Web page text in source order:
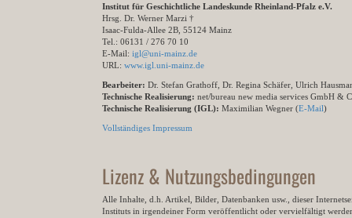
Institut für Geschichtliche Landeskunde Rheinland-Pfalz e.V.
Hrsg. Dr. Werner Marzi †
Isaac-Fulda-Allee 2B, 55124 Mainz
Tel.: 06131 / 276 70 10
E-Mail: igl@uni-mainz.de
URL: www.igl.uni-mainz.de
Bearbeiter: Dr. Stefan Grathoff, Dr. Regina Schäfer, Ulrich
Technische Realisierung: net/bureau new media services GmbH &
Technische Realisierung (IGL): Maximilian Wegner (E-Mail)
Vollständiges Impressum
Lizenz & Nutzungsbedingungen
Alle Inhalte, d.h. Artikel, Bilder, Datenbanken usw., dieser
Instituts in irgendeiner Form veröffentlicht oder vervielfältigt